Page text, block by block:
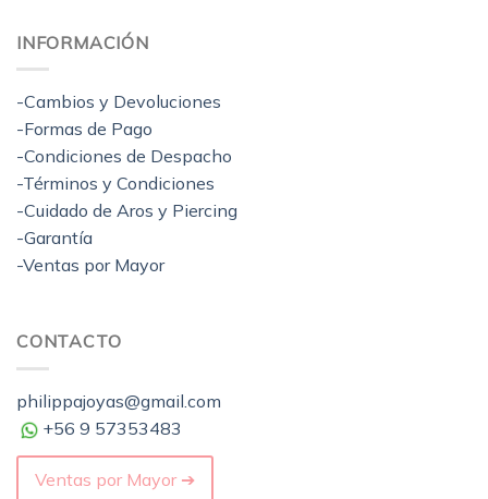
INFORMACIÓN
-Cambios y Devoluciones
-Formas de Pago
-Condiciones de Despacho
-Términos y Condiciones
-Cuidado de Aros y Piercing
-Garantía
-Ventas por Mayor
CONTACTO
philippajoyas@gmail.com
+56 9 57353483
Ventas por Mayor ➔